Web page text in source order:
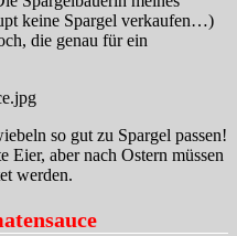
keine Spargel verkaufen…)
die genau für ein
so gut zu Spargel passen!
Eier, aber nach Ostern müssen
werden.